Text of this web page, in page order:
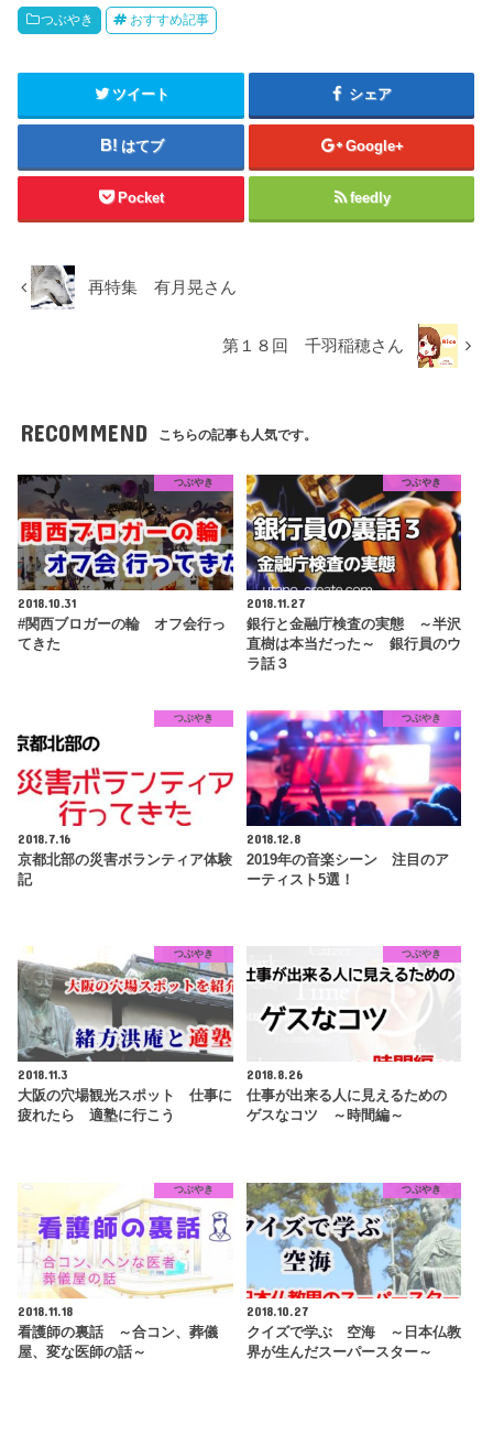
つぶやき おすすめ記事
ツイート シェア
はてブ Google+
Pocket feedly
再特集 有月晃さん
第１８回 千羽稲穂さん
RECOMMEND こちらの記事も人気です。
つぶやき
2018.10.31
#関西ブロガーの輪 オフ会行っ
てきた
つぶやき
2018.11.27
銀行と金融庁検査の実態 ～半沢
直樹は本当だった～ 銀行員のウ
ラ話３
つぶやき
2018.7.16
京都北部の災害ボランティア体験
記
つぶやき
2018.12.8
2019年の音楽シーン 注目のア
ーティスト5選！
つぶやき
2018.11.3
大阪の穴場観光スポット 仕事に
疲れたら 適塾に行こう
つぶやき
2018.8.26
仕事が出来る人に見えるための
ゲスなコツ ～時間編～
つぶやき
2018.11.18
看護師の裏話 ～合コン、葬儀
屋、変な医師の話～
つぶやき
2018.10.27
クイズで学ぶ 空海 ～日本仏教
界が生んだスーパースター～